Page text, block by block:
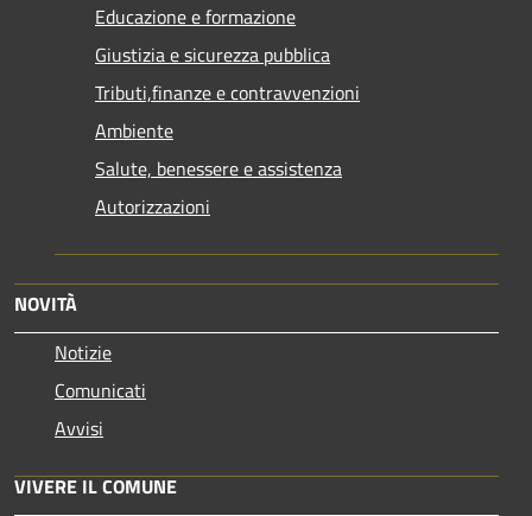
Educazione e formazione
Giustizia e sicurezza pubblica
Tributi,finanze e contravvenzioni
Ambiente
Salute, benessere e assistenza
Autorizzazioni
NOVITÀ
Notizie
Comunicati
Avvisi
VIVERE IL COMUNE